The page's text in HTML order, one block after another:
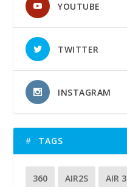
YOUTUBE
TWITTER
INSTAGRAM
TAGS
360 AIR2S AIR 3